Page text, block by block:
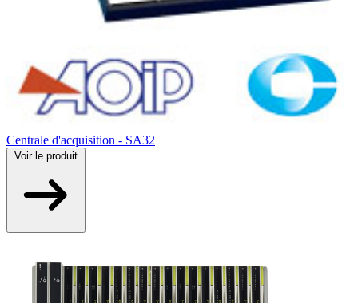
Centrale d'acquisition - SA32
Voir le produit